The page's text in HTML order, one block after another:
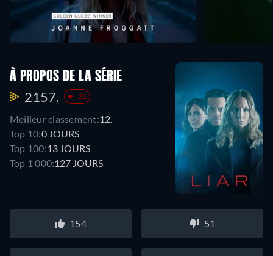
À PROPOS DE LA SÉRIE
2157. -21
Meilleur classement:12.
Top 10:0 JOURS
Top 100:13 JOURS
Top 1 000:127 JOURS
154 51